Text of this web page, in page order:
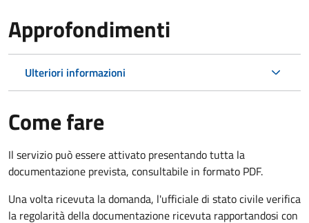
Approfondimenti
Ulteriori informazioni
Come fare
Il servizio può essere attivato presentando tutta la
documentazione prevista, consultabile in formato PDF.
Una volta ricevuta la domanda, l'ufficiale di stato civile verifica
la regolarità della documentazione ricevuta rapportandosi con